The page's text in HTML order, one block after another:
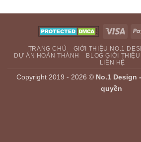
Visa
TRANG CHỦ GIỚI THIỆU NO.1
DỰ ÁN HOÀN THÀNH
BLOG GIỚI
LIÊN HỆ
Copyright 2019 - 2026 © No.1 Design
quyền